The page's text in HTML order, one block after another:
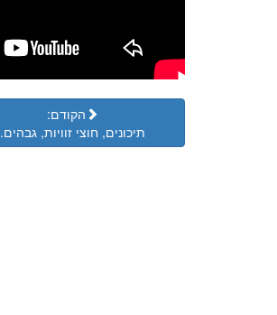
הקודם:
תיכונים, חוצי זוויות, גבהים.